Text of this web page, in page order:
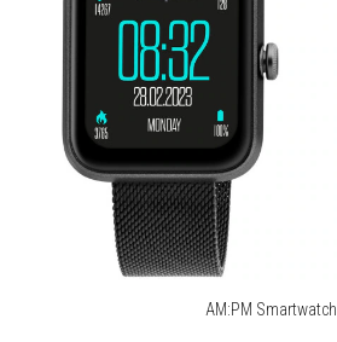
AM:PM Smartwatch